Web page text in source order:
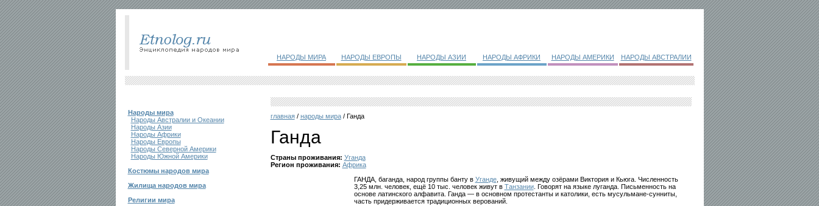
НАРОДЫ МИРА НАРОДЫ ЕВРОПЫ НАРОДЫ АЗИИ НАРОДЫ АФРИКИ НАРОДЫ АМЕРИКИ НАРОДЫ АВСТРАЛИИ
Народы мира
Народы Австралии и Океании
Народы Азии
Народы Африки
Народы Европы
Народы Северной Америки
Народы Южной Америки
Костюмы народов мира
Жилища народов мира
Религии мира
главная/ народы мира/ Ганда
Ганда
Страны проживания: Уганда
Регион проживания: Африка
ГАНДА, баганда, народ группы банту в Уганде, живущий между озёрами Виктория и Кьюга. Численность
3,25 млн. человек, ещё 10 тыс. человек живут в Танзании. Говорят на языке луганда. Письменность на
основе латинского алфавита. Ганда — в основном протестанты и католики, есть мусульмане-сунниты,
часть придерживается традиционных верований.